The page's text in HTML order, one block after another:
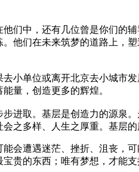
中，还有几位曾是你们的
他们在未来筑梦的道路上，
单位或离开北京去小城市
量，创造更多的辉煌。
取。基层是创造力的源泉
之多样、人生之厚重。基层
遭遇迷茫、挫折、沮丧，
贵的东西；唯有梦想，才能